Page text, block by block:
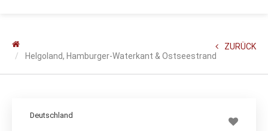
Helgoland, Hamburger-Waterkant & Ostseestrand
ZURÜCK
Deutschland